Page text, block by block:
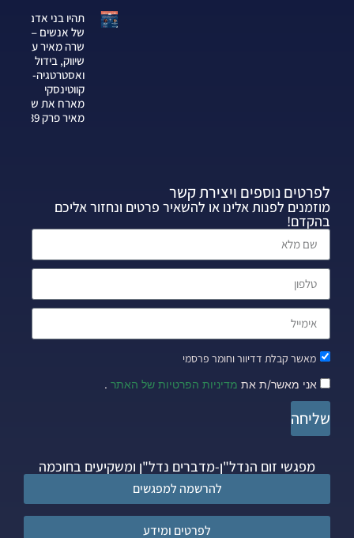
תהיו בני אדם
של אנשים —
שרה מאיר על
שיווק, בידול
ואסטרטגיה-צחי
קווטינסקי
מארח את שרה
מאיר פרק 339
לפרטים נוספים ויצירת קשר
מוזמנים לפנות אלינו או להשאיר פרטים ונחזור אליכם
בהקדם!
מאשר קבלת דדיוור וחומר פרסמי
אני מאשר/ת את מדיניות הפרטיות של האתר .
שליחה
מפגשי זום הנדל"ן-מדברים נדל"ן ומשקיעים בחוכמה
להרשמה למפגשים
לפרטים ומידע